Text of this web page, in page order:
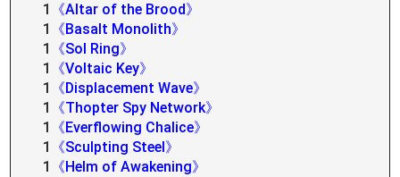
1
《Altar of the Brood》
1
《Basalt Monolith》
1
《Sol Ring》
1
《Voltaic Key》
1
《Displacement Wave》
1
《Thopter Spy Network》
1
《Everflowing Chalice》
1
《Sculpting Steel》
1
《Helm of Awakening》